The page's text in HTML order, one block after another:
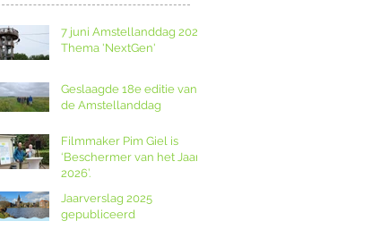
7 juni Amstellanddag 2026:
Thema 'NextGen'
Geslaagde 18e editie van
de Amstellanddag
Filmmaker Pim Giel is
‘Beschermer van het Jaar
2026’.
Jaarverslag 2025
gepubliceerd